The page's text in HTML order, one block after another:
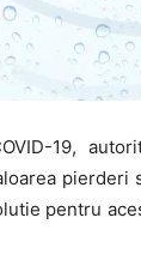
19,
pierderi
pentru